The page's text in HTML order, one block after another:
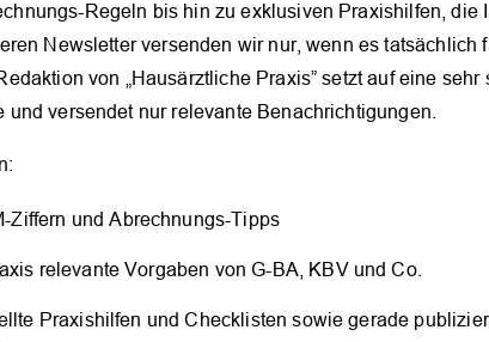
Regeln bis hin zu exklusiven Praxishilfen, die
Newsletter versenden wir nur, wenn es tatsächlich
von „Hausärztliche Praxis” setzt auf eine
und versendet nur relevante Benachrichtigungen.
Ziffern und Abrechnungs-Tipps
relevante Vorgaben von G-BA, KBV und Co.
Praxishilfen und Checklisten sowie gerade